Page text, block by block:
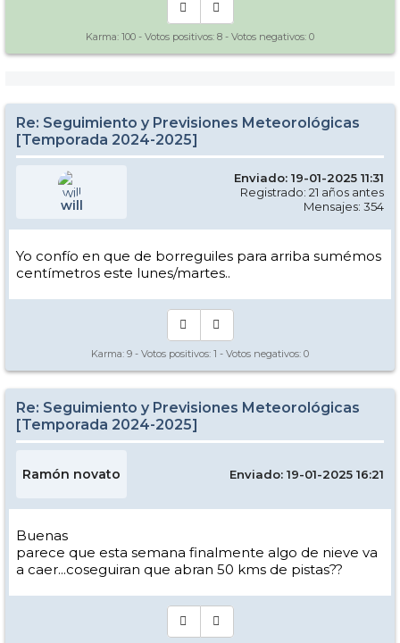
Karma: 100 - Votos positivos: 8 - Votos negativos: 0
Re: Seguimiento y Previsiones Meteorológicas
[Temporada 2024-2025]
will
Enviado: 19-01-2025 11:31
Registrado: 21 años antes
Mensajes: 354
Yo confío en que de borreguiles para arriba sumémos
centímetros este lunes/martes..
Karma: 9 - Votos positivos: 1 - Votos negativos: 0
Re: Seguimiento y Previsiones Meteorológicas
[Temporada 2024-2025]
Ramón novato Enviado: 19-01-2025 16:21
Buenas
parece que esta semana finalmente algo de nieve va
a caer...coseguiran que abran 50 kms de pistas??